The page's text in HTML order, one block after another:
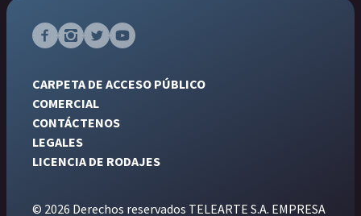
CARPETA DE ACCESO PÚBLICO
COMERCIAL
CONTÁCTENOS
LEGALES
LICENCIA DE RODAJES
© 2026 Derechos reservados TELEARTE S.A. EMPRESA